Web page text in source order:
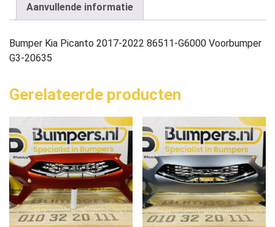
Aanvullende informatie
Bumper Kia Picanto 2017-2022 86511-G6000 Voorbumper
G3-20635
Gerelateerde producten